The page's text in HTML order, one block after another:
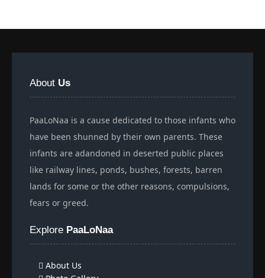
About Us
PaaLoNaa is a cause dedicated to those infants who
have been shunned by their own parents. These
infants are adandoned in deserted public places
like railway lines, ponds, bushes, forests, barren
lands for some or the other reasons, compulsions,
fears or greed.
Explore PaaLoNaa
About Us